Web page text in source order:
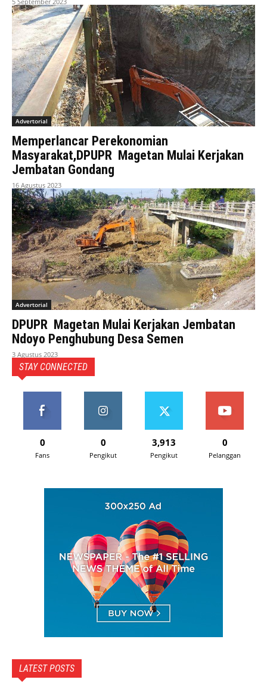
Advertorial
Memperlancar Perekonomian
Masyarakat,DPUPR Magetan Mulai Kerjakan
Jembatan Gondang
16 Agustus 2023
Advertorial
DPUPR Magetan Mulai Kerjakan Jembatan
Ndoyo Penghubung Desa Semen
3 Agustus 2023
STAY CONNECTED
0
Fans
0
Pengikut
3,913
Pengikut
0
Pelanggan
LATEST POSTS